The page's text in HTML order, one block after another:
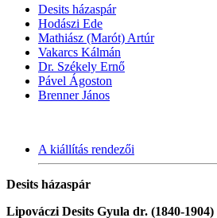
Desits házaspár
Hodászi Ede
Mathiász (Marót) Artúr
Vakarcs Kálmán
Dr. Székely Ernő
Pável Ágoston
Brenner János
A kiállítás rendezői
Desits házaspár
Lipováczi Desits Gyula dr. (1840-1904)